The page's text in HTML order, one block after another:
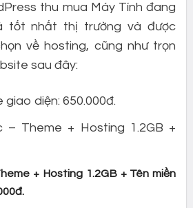
thu mua Máy Tính đang
tốt nhất thị trường và được
về hosting, cũng như trọn
sau đây:
diện: 650.000đ.
– Theme + Hosting 1.2GB +
+ Hosting 1.2GB + Tên miền